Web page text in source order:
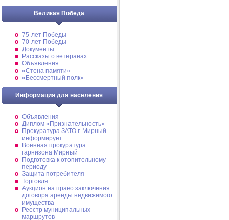
Великая Победа
75-лет Победы
70-лет Победы
Документы
Рассказы о ветеранах
Объявления
«Стена памяти»
«Бессмертный полк»
Информация для населения
Объявления
Диплом «Признательность»
Прокуратура ЗАТО г. Мирный
информирует
Военная прокуратура
гарнизона Мирный
Подготовка к отопительному
периоду
Защита потребителя
Торговля
Аукцион на право заключения
договора аренды недвижимого
имущества
Реестр муниципальных
маршрутов